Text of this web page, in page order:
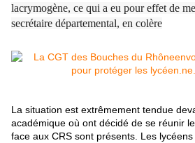
lacrymogène, ce qui a eu pour effet de
secrétaire départemental, en colère
La situation est extrêmement tendue
académique où ont décidé de se réunir
face aux CRS sont présents. Les